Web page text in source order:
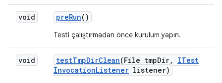
void preRun()
Testi çalıştırmadan önce kurulum yapın.
void testTmpDirClean(File tmpDir,
ITest
InvocationListener listener)